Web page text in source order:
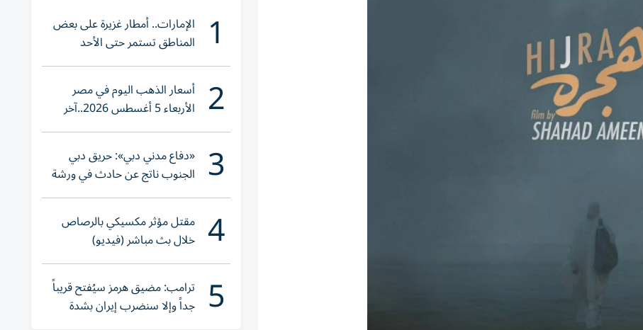
1 الإمارات.. أمطار غزيرة على بعض
المناطق تستمر حتى الأحد
2 أسعار الذهب اليوم في مصر
الأربعاء 5 أغسطس 2026..آخر
تحديث لعيار 21
3 «دفاع مدني دبي»: حريق دبي
الجنوب ناتج عن حادث في ورشة
ولا إصابات
4 مقتل مؤثر مكسيكي بالرصاص
خلال بث مباشر (فيديو)
5 ترامب: مضيق هرمز سيُفتح قريباً
جداً وإلا سنضرب إيران بشدة